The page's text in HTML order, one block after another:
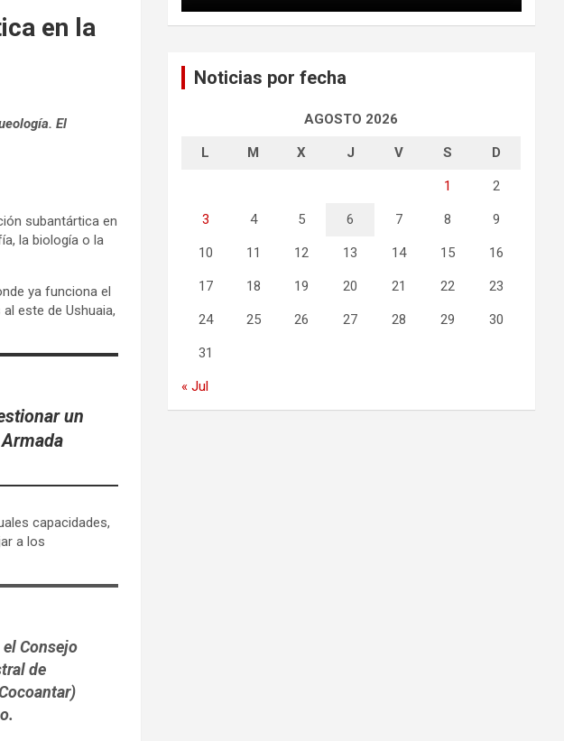
en la
El
subantártica en
la biología o la
ya funciona el
este de Ushuaia,
un
capacidades,
a los
Consejo
de
Noticias por fecha
AGOSTO 2026
L M X J V S D
1 2
3 4 5 6 7 8 9
10 11 12 13 14 15 16
17 18 19 20 21 22 23
24 25 26 27 28 29 30
31
« Jul